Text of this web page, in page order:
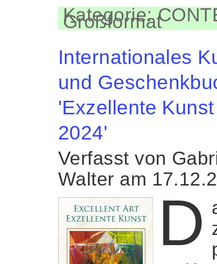
Kategorie:
Großformat
Internationales
und
'Exzellente Kunst
2024'
Verfasst von
Walter am
D